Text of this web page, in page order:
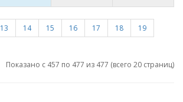
13 14 15 16 17 18
19
Показано с 457 по 477 из 477 (всего 20 страниц)